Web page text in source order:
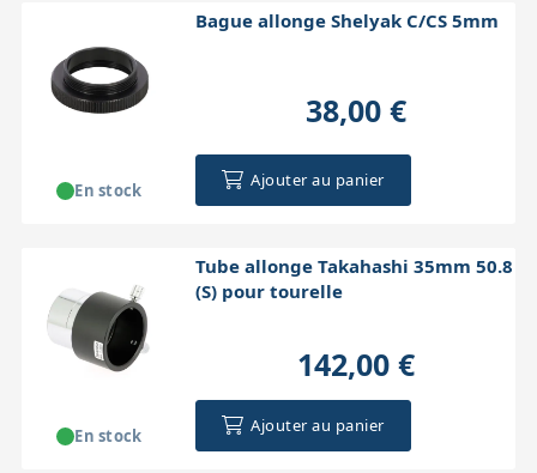
Bague allonge Shelyak C/CS 5mm
38,00 €
Ajouter au panier
En stock
Tube allonge Takahashi 35mm 50.8
(S) pour tourelle
142,00 €
Ajouter au panier
En stock